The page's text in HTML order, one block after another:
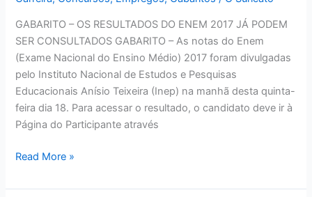
GABARITO – OS RESULTADOS DO ENEM 2017 JÁ PODEM
SER CONSULTADOS GABARITO – As notas do Enem
(Exame Nacional do Ensino Médio) 2017 foram divulgadas
pelo Instituto Nacional de Estudos e Pesquisas
Educacionais Anísio Teixeira (Inep) na manhã desta quinta-
feira dia 18. Para acessar o resultado, o candidato deve ir à
Página do Participante através
GABARITO
OS
Read More »